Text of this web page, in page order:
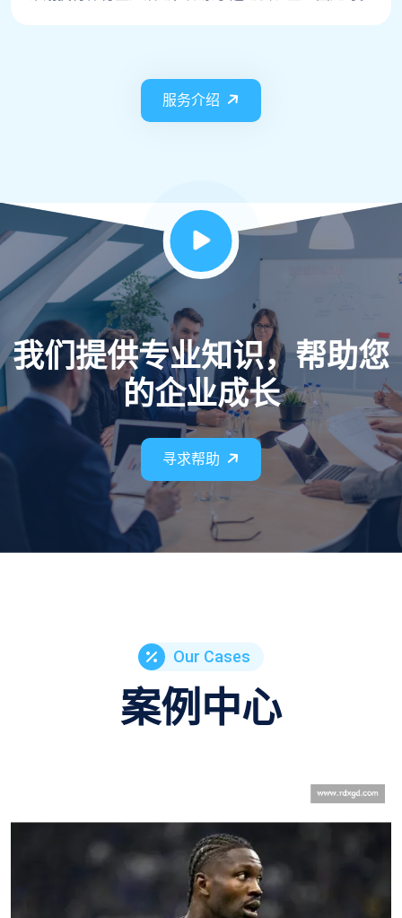
服务介绍
我们提供专业知识，帮助您
的企业成长
寻求帮助
Our Cases
案例中心
詹姆斯暗示退役后进军好莱坞：需「合适剧
本 + 时间」双条件驱动